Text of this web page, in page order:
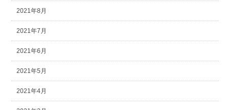
2021年8月
2021年7月
2021年6月
2021年5月
2021年4月